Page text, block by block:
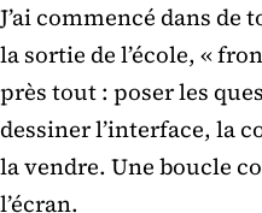
J’ai commencé dans
la sortie de l’école, «
près tout : poser les
dessiner l’interface, la
la vendre. Une boucle
l’écran.